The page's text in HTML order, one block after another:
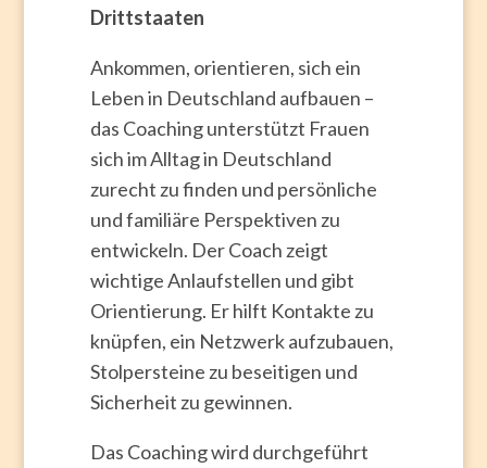
Drittstaaten
Ankommen, orientieren, sich ein
Leben in Deutschland aufbauen –
das Coaching unterstützt Frauen
sich im Alltag in Deutschland
zurecht zu finden und persönliche
und familiäre Perspektiven zu
entwickeln. Der Coach zeigt
wichtige Anlaufstellen und gibt
Orientierung. Er hilft Kontakte zu
knüpfen, ein Netzwerk aufzubauen,
Stolpersteine zu beseitigen und
Sicherheit zu gewinnen.
Das Coaching wird durchgeführt